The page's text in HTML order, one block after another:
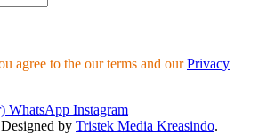
agree to the our terms and ourPrivacy
WhatsApp Instagram
by Tristek Media Kreasindo.